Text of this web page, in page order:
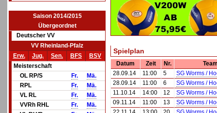
Saison 2014/2015
Übergeordnet
Deutscher VV
VV Rheinland-Pfalz
Erw.
Jug. Sen. BFS
BSV
Meisterschaft
OL RP/S
Fr.
Mä.
RPL
Fr.
Mä.
VL RL
Fr.
Mä.
VVRh RHL
Fr.
Mä.
Spielplan
Datum Zeit Nr.
28.09.14
11:00 5
SG Worms /
28.09.14
11:00 6
SG Worms /
11.10.14
14:00 12
SG Worms /
09.11.14
11:00 13
SG Worms /